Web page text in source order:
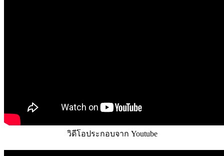
วิดีโอประกอบจาก Youtube